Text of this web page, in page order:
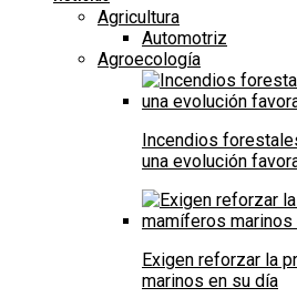
Agricultura
Automotriz
Agroecología
Incendios
una evolución
Exigen reforzar la
marinos en su día